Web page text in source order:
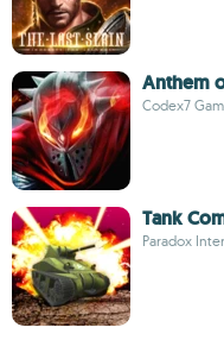
Anthem
Codex7
Tank
Paradox